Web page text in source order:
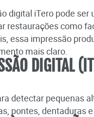
digital iTero pode
restaurações como
essa impressão
mais claro.
DIGITAL
detectar pequenas
pontes, dentaduras